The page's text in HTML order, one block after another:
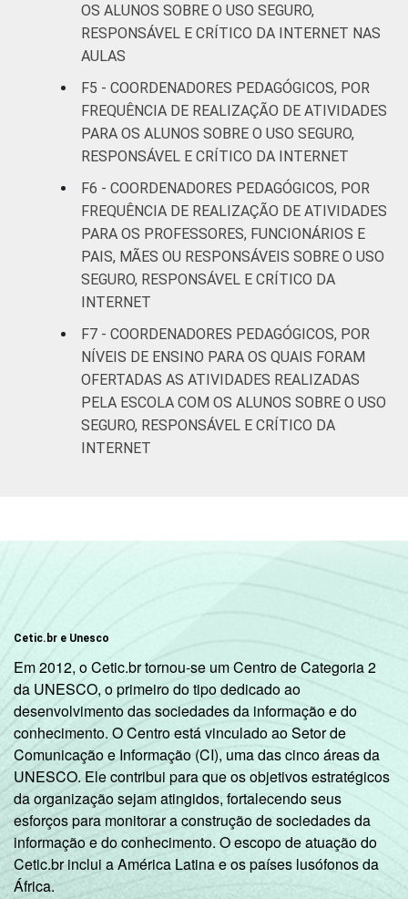
Particular 1
MAIS ELEVADO
OFERTADO
iniciais do
Ensino
Fundamental
19
Até anos
finais do
Ensino
Fundamental
8
Educação
Profissional
2
PORTE
Até 50
matrículas
40
9
De 501 a
1.000
matrículas
Mais de
1.000
matrículas
5
ESCOLA COM
INTERNET E
COMPUTADOR
Sim 6
OS ALUNOS SOBRE O USO SEGURO,
RESPONSÁVEL E CRÍTICO DA INTERNET NAS
AULAS
F5 - COORDENADORES PEDAGÓGICOS, POR
FREQUÊNCIA DE REALIZAÇÃO DE ATIVIDADES
PARA OS ALUNOS SOBRE O USO SEGURO,
RESPONSÁVEL E CRÍTICO DA INTERNET
F6 - COORDENADORES PEDAGÓGICOS, POR
FREQUÊNCIA DE REALIZAÇÃO DE ATIVIDADES
PARA OS PROFESSORES, FUNCIONÁRIOS E
PAIS, MÃES OU RESPONSÁVEIS SOBRE O USO
SEGURO, RESPONSÁVEL E CRÍTICO DA
INTERNET
F7 - COORDENADORES PEDAGÓGICOS, POR
NÍVEIS DE ENSINO PARA OS QUAIS FORAM
OFERTADAS AS ATIVIDADES REALIZADAS
PELA ESCOLA COM OS ALUNOS SOBRE O USO
SEGURO, RESPONSÁVEL E CRÍTICO DA
INTERNET
Cetic.br e Unesco
Em 2012, o Cetic.br tornou-se um Centro de Categoria 2
da UNESCO, o primeiro do tipo dedicado ao
desenvolvimento das sociedades da informação e do
conhecimento. O Centro está vinculado ao Setor de
Comunicação e Informação (CI), uma das cinco áreas da
UNESCO. Ele contribui para que os objetivos estratégicos
da organização sejam atingidos, fortalecendo seus
esforços para monitorar a construção de sociedades da
informação e do conhecimento. O escopo de atuação do
Cetic.br inclui a América Latina e os países lusófonos da
África.